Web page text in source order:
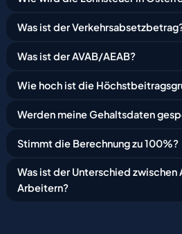
Was ist der
Was ist der AVAB/AEAB?
Wie hoch ist die
Werden meine Gehaltsdaten
Stimmt die Berechnung zu 100%?
Was ist der Unterschied zwischen
Arbeitern?